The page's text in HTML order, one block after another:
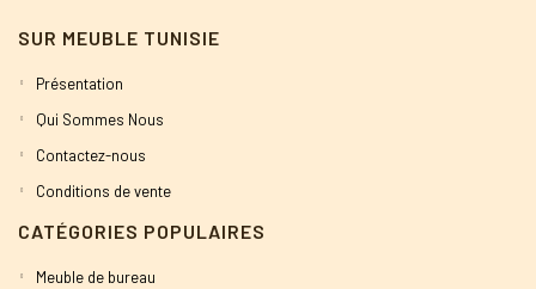
SUR MEUBLE TUNISIE
Présentation
Qui Sommes Nous
Contactez-nous
Conditions de vente
CATÉGORIES POPULAIRES
Meuble de bureau